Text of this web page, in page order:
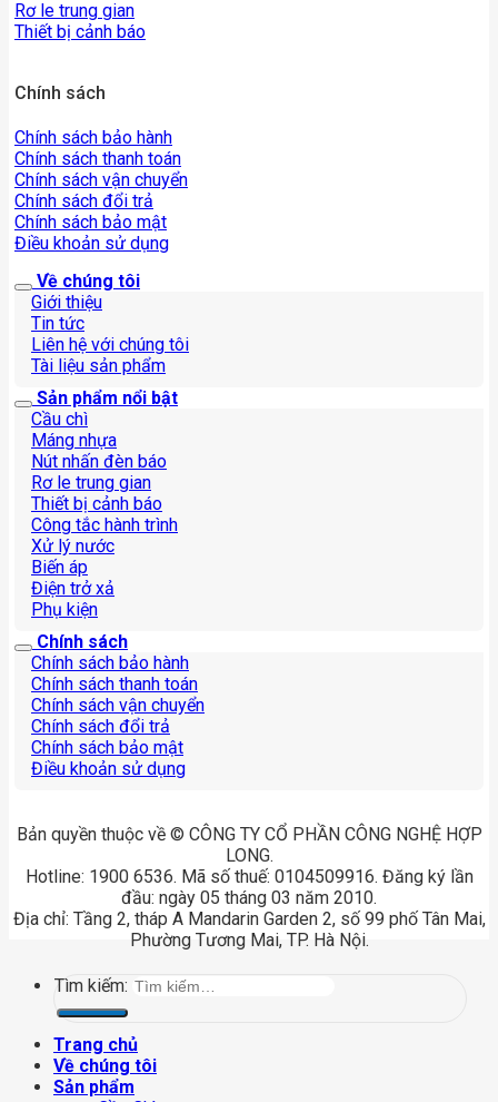
Rơ le trung gian
Thiết bị cảnh báo
Chính sách
Chính sách bảo hành
Chính sách thanh toán
Chính sách vận chuyển
Chính sách đổi trả
Chính sách bảo mật
Điều khoản sử dụng
Về chúng tôi
Giới thiệu
Tin tức
Liên hệ với chúng tôi
Tài liệu sản phẩm
Sản phẩm nổi bật
Cầu chì
Máng nhựa
Nút nhấn đèn báo
Rơ le trung gian
Thiết bị cảnh báo
Công tắc hành trình
Xử lý nước
Biến áp
Điện trở xả
Phụ kiện
Chính sách
Chính sách bảo hành
Chính sách thanh toán
Chính sách vận chuyển
Chính sách đổi trả
Chính sách bảo mật
Điều khoản sử dụng
Bản quyền thuộc về © CÔNG TY CỔ PHẦN CÔNG NGHỆ HỢP
LONG.
Hotline: 1900 6536. Mã số thuế: 0104509916. Đăng ký lần
đầu: ngày 05 tháng 03 năm 2010.
Địa chỉ: Tầng 2, tháp A Mandarin Garden 2, số 99 phố Tân Mai,
Phường Tương Mai, TP. Hà Nội.
Tìm kiếm:
Trang chủ
Về chúng tôi
Sản phẩm